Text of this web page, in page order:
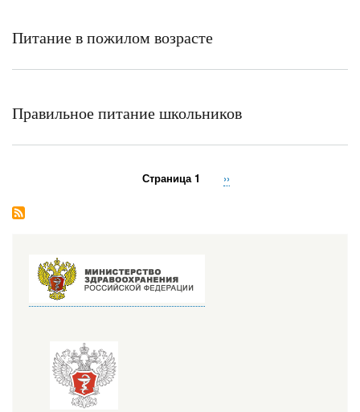
Питание в пожилом возрасте
Правильное питание школьников
страниц
Страница 1
Следующая
››